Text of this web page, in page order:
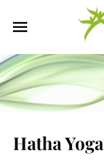
Hatha Yoga